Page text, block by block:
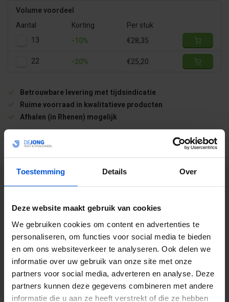
Toestemming Details Over
Deze website maakt gebruik van cookies
We gebruiken cookies om content en advertenties te
personaliseren, om functies voor social media te bieden
en om ons websiteverkeer te analyseren. Ook delen we
informatie over uw gebruik van onze site met onze
partners voor social media, adverteren en analyse. Deze
partners kunnen deze gegevens combineren met andere
informatie die u aan ze heeft verstrekt of die ze hebben
Volume voordeel
Aantal
Korting
Per stuk
13
-10%
€28,35
22
-20% €25,20
Betrouwbare levering met tijdsindicatie
Ruime voorraad in kwalitatieve producten
Afhalen (in Rhenen) mogelijk
BESCHRIJVING
WIJ HELPEN JE GRAAG
info@dejonghandelsonderneming.nl
3194 klanten geven ons een 9.1 op